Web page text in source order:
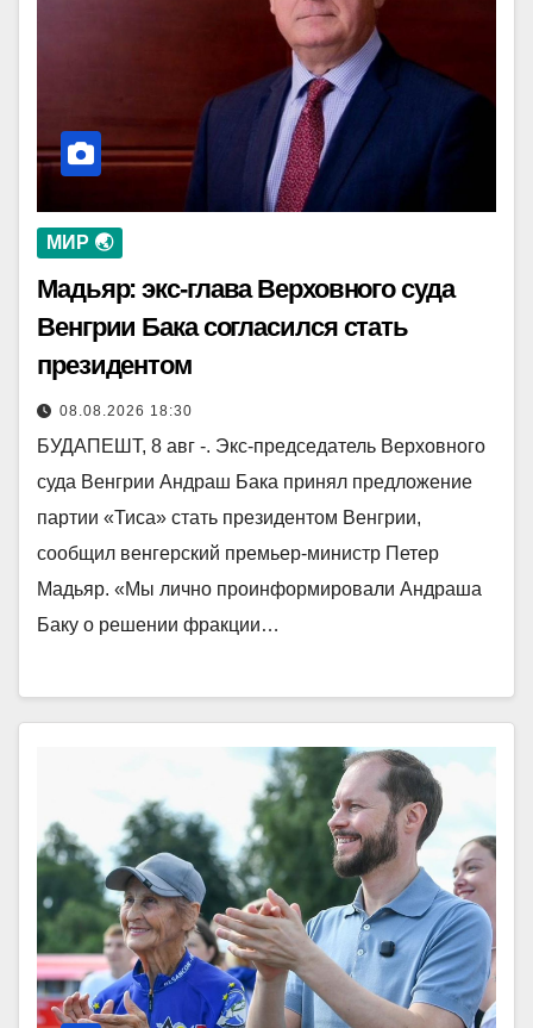
МИР 🌏
Мадьяр: экс-глава Верховного суда
Венгрии Бака согласился стать
президентом
08.08.2026 18:30
БУДАПЕШТ, 8 авг -. Экс-председатель Верховного
суда Венгрии Андраш Бака принял предложение
партии «Тиса» стать президентом Венгрии,
сообщил венгерский премьер-министр Петер
Мадьяр. «Мы лично проинформировали Андраша
Баку о решении фракции…